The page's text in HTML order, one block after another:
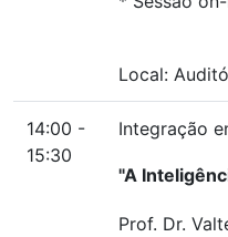
Local:
14:00 -
15:30
Integração
"A
Prof. Dr.